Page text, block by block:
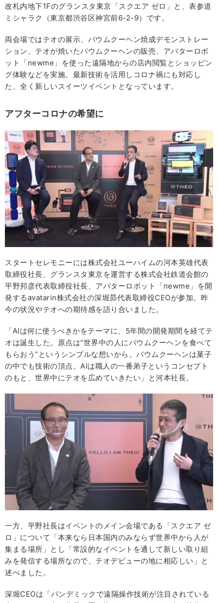
改札内地下1Fのグランスタ東京「スクエア ゼロ」と、表参道
ミシャラク（東京都渋谷区神宮前6-2-9）です。
両会場ではテオの展示、バウムクーヘン焼成デモンストレー
ション、テオが焼いたバウムクーヘンの販売、アバターロボ
ット「newme」を使った遠隔地からの店内閲覧とショッピン
グ体験などを実施。最新技術を活用しコロナ禍にも対応し
た、全く新しいスイーツイベントとなっています。
アフターコロナの希望に
スタートセレモニーには株式会社ユーハイムの河本英雄代表
取締役社長、グランスタ東京を運営する株式会社鉄道会館の
平野邦彦代表取締役社長、アバターロボット「newme」を開
発するavatarin株式会社の深堀昴代表取締役CEOが参加。昨
今の状況やテオへの期待感を語り合いました。
「AIは何に使うべきかをテーマに、5年間の開発期間を経てテ
オは誕生した。原点は“世界中の人にバウムクーヘンを食べて
もらおう”というシンプルな想いから。バウムクーヘンは菓子
の中でも技術の頂点。AIは職人の一番弟子というコンセプト
のもと、世界中にテオを広めていきたい」と河本社長。
一方、平野社長はイベントのメイン会場である「スクエア ゼ
ロ」について「本来なら日本国内のみならず世界中から人が
集まる場所」とし「常設的なイベントを通して新しい取り組
みを発信する場所なので、テオデビューの地に相応しい」と
述べました。
深堀CEOは「パンデミックで遠隔操作技術が注目されている